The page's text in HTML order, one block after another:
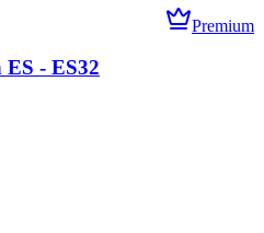
Premium
- ES32